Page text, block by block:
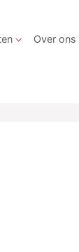
Over ons